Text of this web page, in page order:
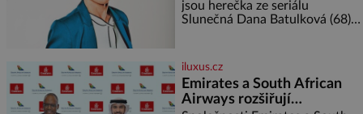
citronové šťávy ✿ ½ stroužku
jsou herečka ze seriálu
Slunečná Dana Batulková (68) a
od sebe přítele od samého
začátku odhán
iluxus.cz
Emirates a South African
Airways rozšiřují